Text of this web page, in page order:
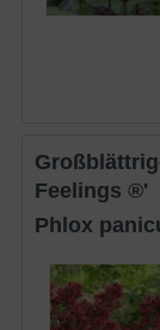
Großblättrige Flammenblume 'Red
Feelings ®'
Phlox